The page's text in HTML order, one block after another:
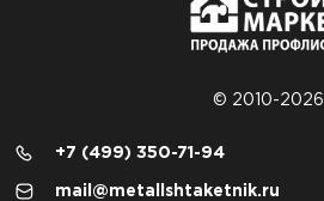
© 2010-2026
+7 (499) 350-71-94
mail@metallshtaketnik.ru